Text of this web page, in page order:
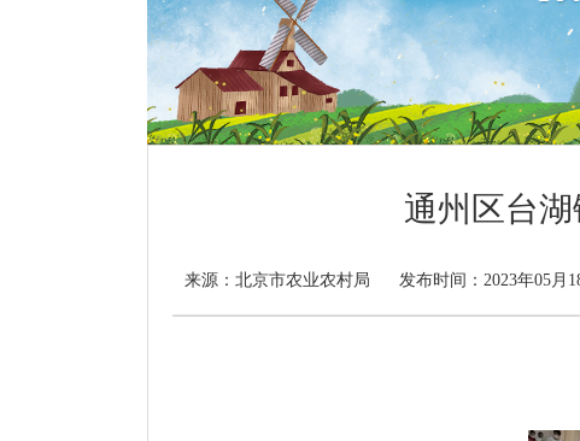
通州区台
来源： 北京市农业农村局 发布时间：2023年05月